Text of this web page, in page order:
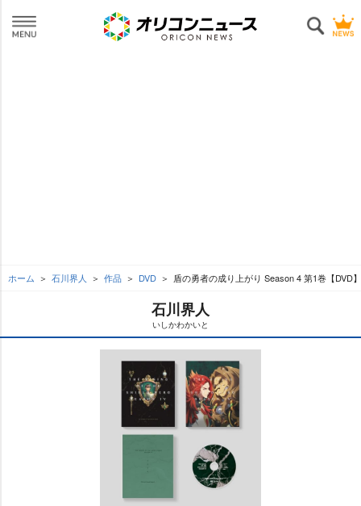
ホーム 石川界人 作品 DVD 盾の勇者の成り上がり Season 4 第1巻【DVD】
石川界人
いしかわかいと